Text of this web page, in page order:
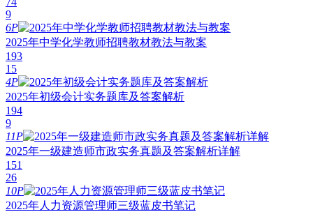
9
6P
2025年中学化学教师招聘教材教法与教案
193
15
4P
2025年初级会计实务题库及答案解析
194
9
11P
2025年一级建造师市政实务真题及答案解析详解
151
26
10P
2025年人力资源管理师三级蓝皮书笔记